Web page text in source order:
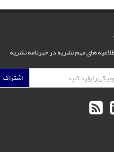
های مهم نشریه در خبرنامه نشریه
اشتراک